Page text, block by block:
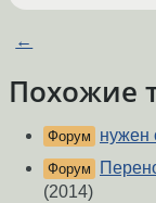
←
Похожие
Форум нужен
Форум
(2014)